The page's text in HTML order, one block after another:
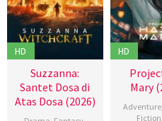
HD
Suzzanna:
Santet Dosa di
Atas Dosa (2026)
HD
Mary
Adventure,
Fiction,